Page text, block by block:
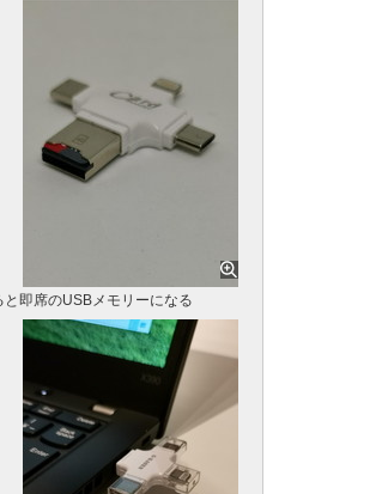
即席のUSBメモリーになる